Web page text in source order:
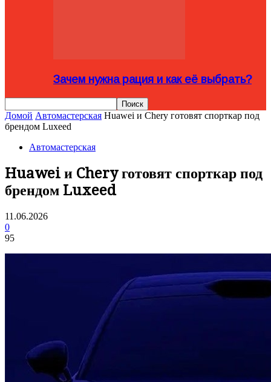
Зачем нужна рация и как её выбрать?
Домой Автомастерская Huawei и Chery готовят спорткар под
брендом Luxeed
Автомастерская
Huawei и Chery готовят спорткар под
брендом Luxeed
11.06.2026
0
95